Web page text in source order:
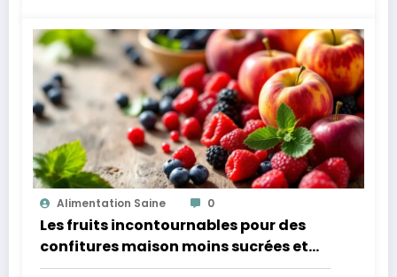
Alimentation Saine 0
Les fruits incontournables pour des
confitures maison moins sucrées et
plus légères